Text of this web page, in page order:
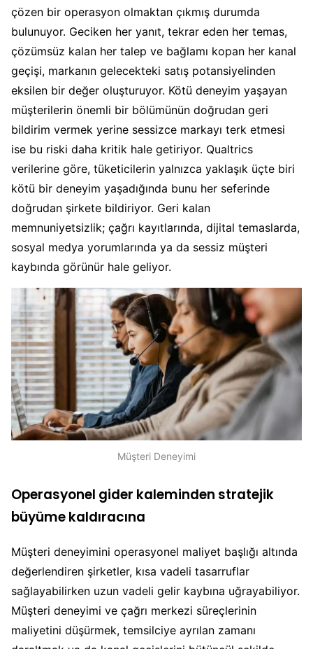
çözen bir operasyon olmaktan çıkmış durumda
bulunuyor. Geciken her yanıt, tekrar eden her temas,
çözümsüz kalan her talep ve bağlamı kopan her kanal
geçişi, markanın gelecekteki satış potansiyelinden
eksilen bir değer oluşturuyor. Kötü deneyim yaşayan
müşterilerin önemli bir bölümünün doğrudan geri
bildirim vermek yerine sessizce markayı terk etmesi
ise bu riski daha kritik hale getiriyor. Qualtrics
verilerine göre, tüketicilerin yalnızca yaklaşık üçte biri
kötü bir deneyim yaşadığında bunu her seferinde
doğrudan şirkete bildiriyor. Geri kalan
memnuniyetsizlik; çağrı kayıtlarında, dijital temaslarda,
sosyal medya yorumlarında ya da sessiz müşteri
kaybında görünür hale geliyor.
Müşteri Deneyimi
Operasyonel gider kaleminden stratejik
büyüme kaldıracına
Müşteri deneyimini operasyonel maliyet başlığı altında
değerlendiren şirketler, kısa vadeli tasarruflar
sağlayabilirken uzun vadeli gelir kaybına uğrayabiliyor.
Müşteri deneyimi ve çağrı merkezi süreçlerinin
maliyetini düşürmek, temsilciye ayrılan zamanı